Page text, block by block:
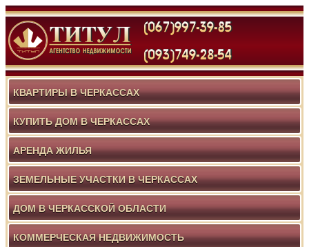
КВАРТИРЫ В ЧЕРКАССАХ
КУПИТЬ ДОМ В ЧЕРКАССАХ
АРЕНДА ЖИЛЬЯ
ЗЕМЕЛЬНЫЕ УЧАСТКИ В ЧЕРКАССАХ
ДОМ В ЧЕРКАССКОЙ ОБЛАСТИ
КОММЕРЧЕСКАЯ НЕДВИЖИМОСТЬ